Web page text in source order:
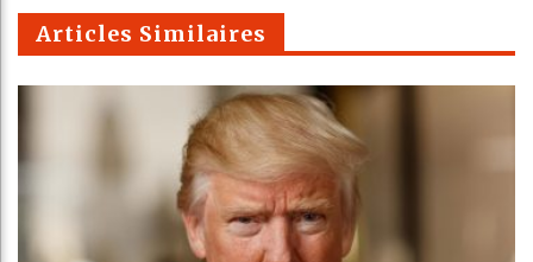
m
Articles Similaires